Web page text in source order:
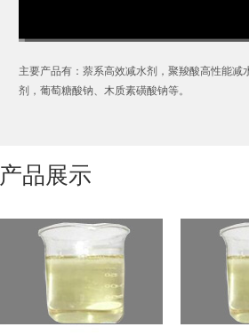
00:00 02:40
主要产品有：萘系高效减水剂，聚羧酸高性能减
剂，葡萄糖酸钠、木质素磺酸钠等。
产品展示